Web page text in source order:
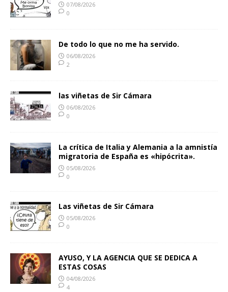
07/08/2026
0
De todo lo que no me ha servido.
06/08/2026
2
las viñetas de Sir Cámara
06/08/2026
0
La crítica de Italia y Alemania a la amnistía
migratoria de España es «hipócrita».
05/08/2026
0
Las viñetas de Sir Cámara
05/08/2026
0
AYUSO, Y LA AGENCIA QUE SE DEDICA A
ESTAS COSAS
04/08/2026
4